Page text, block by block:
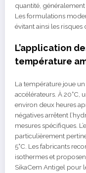
quantité,
Les formulations
évitant ainsi les risques
L’application
température
La température joue
accélérateurs. À 20°C,
environ deux heures
négatives arrêtent
mesures spécifiques.
particulièrement
5°C. Les fabricants
isothermes et
SikaCem Antigel pour